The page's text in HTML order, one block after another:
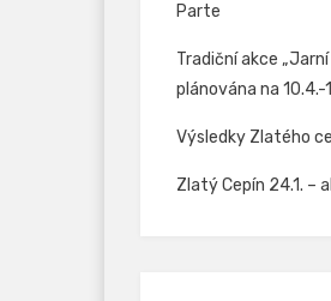
Parte
Tradiční akce „Jarní
plánována na
Výsledky Zlatého
Zlatý Cepín 24.1. –